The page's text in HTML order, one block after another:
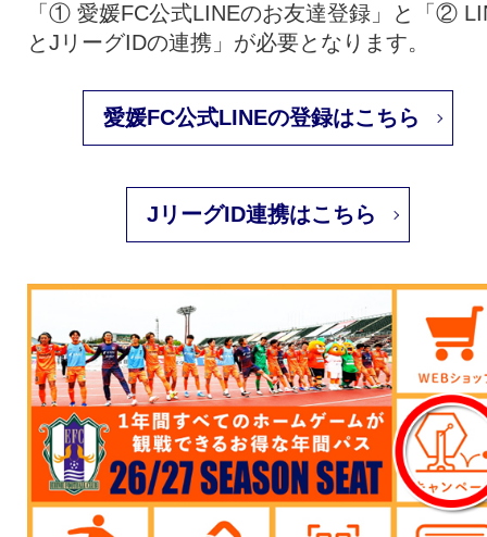
「① 愛媛FC公式LINEのお友達登録」と「②
とJリーグIDの連携」が必要となります。
愛媛FC公式LINEの登録はこちら
JリーグID連携はこちら